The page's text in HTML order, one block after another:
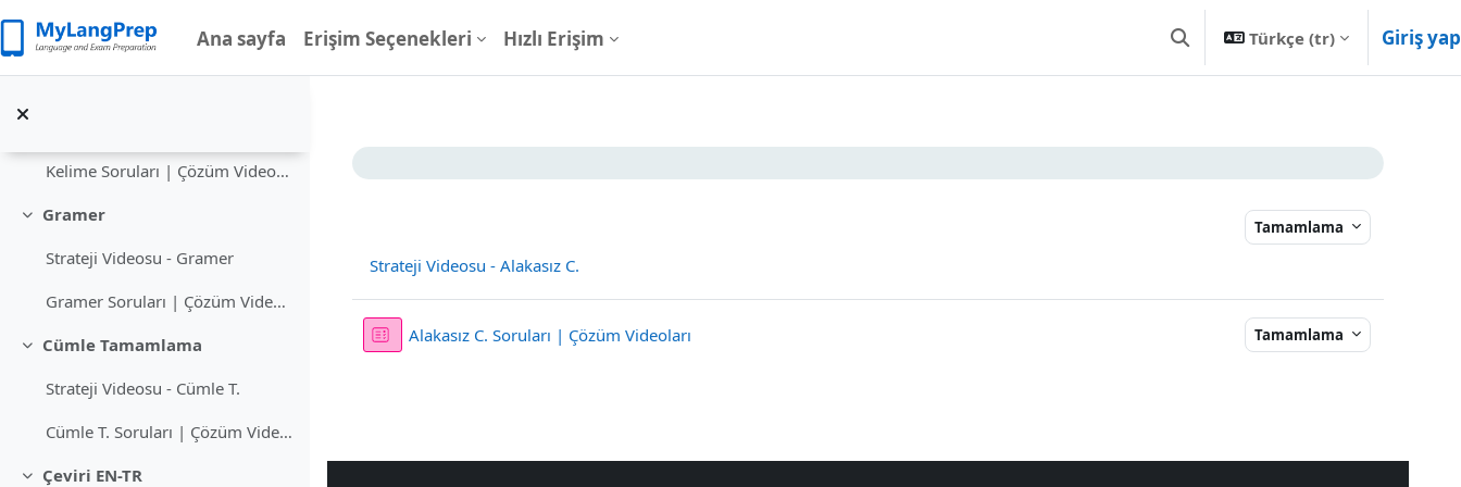
Ana sayfa Erişim Seçenekleri Hızlı Erişim Arama girişini değiştir
Türkçe ‎(tr)‎ Giriş yap
Nasıl Çalışmalıyım?
Kelime Soruları | Çözüm Videoları
Daralt
Gramer
Strateji Videosu - Gramer
Gramer Soruları | Çözüm Videoları
Daralt
Cümle Tamamlama
Strateji Videosu - Cümle T.
Cümle T. Soruları | Çözüm Videoları
Çeviri EN-TR
Bölüm anahatları
Tamamlama
Strateji Videosu - Alakasız C.
Alakasız C. Soruları | Çözüm Videoları Tamamlama